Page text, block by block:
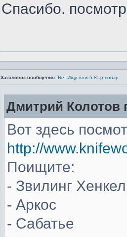
Спасибо.
Заголовок сообщения: Re: Ищу нож.5-8т.р.повар
Дмитрий Колотов
Вот здесь
http://
Поищите:
- Звилинг
- Аркос
- Сабатье